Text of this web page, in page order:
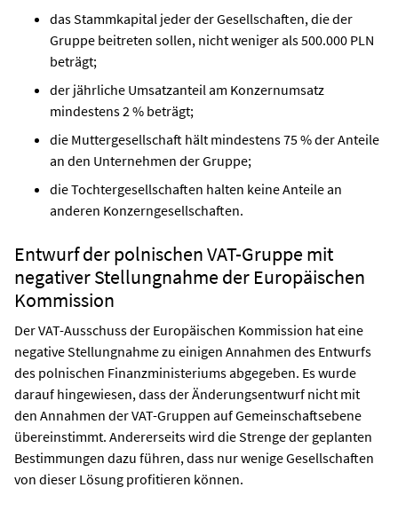
das Stammkapital jeder der Gesellschaften, die der
Gruppe beitreten sollen, nicht weniger als 500.000 PLN
beträgt;
der jährliche Umsatzanteil am Konzernumsatz
mindestens 2 % beträgt;
die Muttergesellschaft hält mindestens 75 % der Anteile
an den Unternehmen der Gruppe;
die Tochtergesellschaften halten keine Anteile an
anderen Konzerngesellschaften.
Entwurf der polnischen VAT-Gruppe mit
negativer Stellungnahme der Europäischen
Kommission
Der VAT-Ausschuss der Europäischen Kommission hat eine
negative Stellungnahme zu einigen Annahmen des Entwurfs
des polnischen Finanzministeriums abgegeben. Es wurde
darauf hingewiesen, dass der Änderungsentwurf nicht mit
den Annahmen der VAT-Gruppen auf Gemeinschaftsebene
übereinstimmt. Andererseits wird die Strenge der geplanten
Bestimmungen dazu führen, dass nur wenige Gesellschaften
von dieser Lösung profitieren können.